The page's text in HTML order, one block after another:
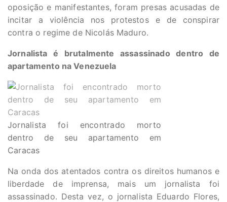
oposição e manifestantes, foram presas acusadas de
incitar a violência nos protestos e de conspirar
contra o regime de Nicolás Maduro.
Jornalista é brutalmente assassinado dentro de
apartamento na Venezuela
Jornalista foi encontrado morto
dentro de seu apartamento em
Caracas
Na onda dos atentados contra os direitos humanos e
liberdade de imprensa, mais um jornalista foi
assassinado. Desta vez, o jornalista Eduardo Flores,